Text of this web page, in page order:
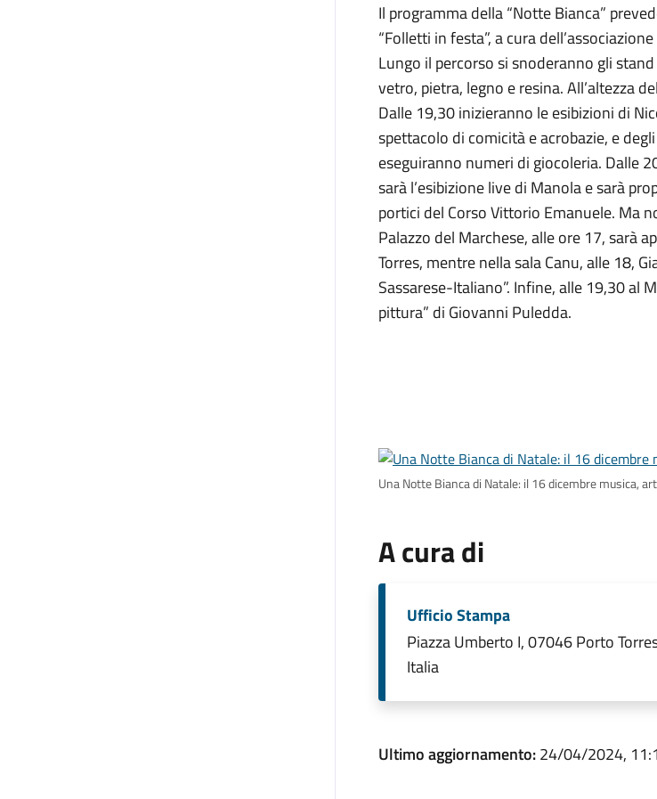
Il programma della “Notte Bianca”
“Folletti in festa”, a cura
Lungo il percorso si snoderanno gli
vetro, pietra, legno e resina. All’altezza
Dalle 19,30 inizieranno le esibizioni di
spettacolo di comicità e acrobazie, e
eseguiranno numeri di giocoleria. Dalle
sarà l’esibizione live di Manola e sarà
portici del Corso Vittorio Emanuele. Ma
Palazzo del Marchese, alle ore 17, sarà
Torres, mentre nella sala Canu, alle 18,
Sassarese-Italiano”. Infine, alle 19,30 al
pittura” di Giovanni Puledda.
Una Notte Bianca di Natale: il 16 dicembre musica,
A cura di
Ufficio Stampa
Piazza Umberto I, 07046 Porto
Italia
Ultimo aggiornamento:24/04/2024,